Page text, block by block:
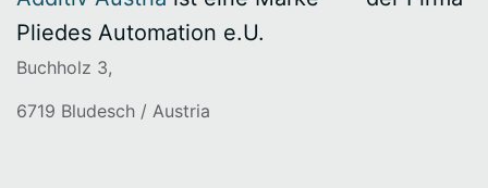
Pliedes Automation e.U.
Buchholz 3,
6719 Bludesch / Austria